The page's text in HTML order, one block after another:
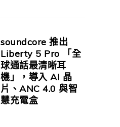
soundcore 推出
Liberty 5 Pro 「全
球通話最清晰耳
機」，導入 AI 晶
片、ANC 4.0 與智
慧充電盒